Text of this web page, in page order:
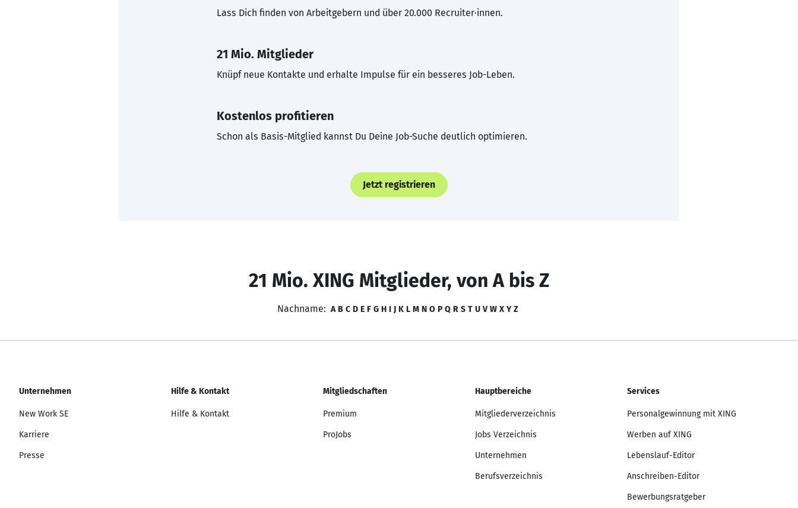
Lass Dich finden von Arbeitgebern und über 20.000 Recruiter·innen.
21 Mio. Mitglieder
Knüpf neue Kontakte und erhalte Impulse für ein besseres Job-Leben.
Kostenlos profitieren
Schon als Basis-Mitglied kannst Du Deine Job-Suche deutlich optimieren.
Jetzt registrieren
21 Mio. XING Mitglieder, von A bis Z
Nachname: A B C D E F G H I J K L M N O P Q R S T U V W X Y Z
Unternehmen
New Work SE
Karriere
Presse
Hilfe & Kontakt
Hilfe & Kontakt
Mitgliedschaften
Premium
ProJobs
Hauptbereiche
Mitgliederverzeichnis
Jobs Verzeichnis
Unternehmen
Berufsverzeichnis
Services
Personalgewinnung mit XING
Werben auf XING
Lebenslauf-Editor
Anschreiben-Editor
Bewerbungsratgeber